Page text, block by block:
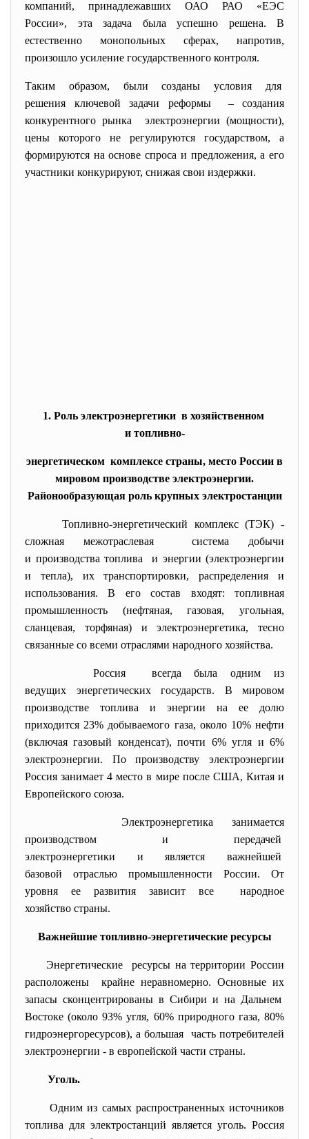
компаний, принадлежавших ОАО РАО «ЕЭС
России», эта задача была успешно решена. В
естественно монопольных сферах, напротив,
произошло усиление государственного контроля.
Таким образом, были созданы условия для
решения ключевой задачи реформы – создания
конкурентного рынка электроэнергии (мощности),
цены которого не регулируются государством, а
формируются на основе спроса и предложения, а его
участники конкурируют, снижая свои издержки.
1. Роль электроэнергетики в хозяйственном
и топливно-
энергетическом комплексе страны, место России в
мировом производстве электроэнергии.
Районообразующая роль крупных электростанции
Топливно-энергетический комплекс (ТЭК) -
сложная межотраслевая система добычи
и производства топлива и энергии (электроэнергии
и тепла), их транспортировки, распределения и
использования. В его состав входят: топливная
промышленность (нефтяная, газовая, угольная,
сланцевая, торфяная) и электроэнергетика, тесно
связанные со всеми отраслями народного хозяйства.
Россия всегда была одним из
ведущих энергетических государств. В мировом
производстве топлива и энергии на ее долю
приходится 23% добываемого газа, около 10% нефти
(включая газовый конденсат), почти 6% угля и 6%
электроэнергии. По производству электроэнергии
Россия занимает 4 место в мире после США, Китая и
Европейского союза.
Электроэнергетика занимается
производством и передачей
электроэнергетики и является важнейшей
базовой отраслью промышленности России. От
уровня ее развития зависит все народное
хозяйство страны.
Важнейшие топливно-энергетические ресурсы
Энергетические ресурсы на территории России
расположены крайне неравномерно. Основные их
запасы сконцентрированы в Сибири и на Дальнем
Востоке (около 93% угля, 60% природного газа, 80%
гидроэнергоресурсов), а большая часть потребителей
электроэнергии - в европейской части страны.
Уголь.
Одним из самых распространенных источников
топлива для электростанций является уголь. Россия